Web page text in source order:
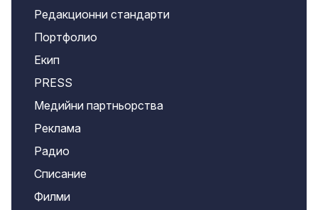
Редакционни стандарти
Портфолио
Екип
PRESS
Медийни партньорства
Реклама
Радио
Списание
Филми